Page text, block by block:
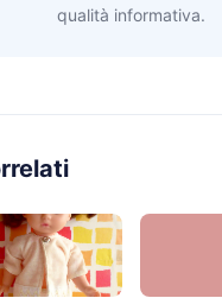
qualità informativa.